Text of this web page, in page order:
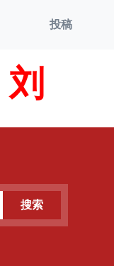
投稿
搜索